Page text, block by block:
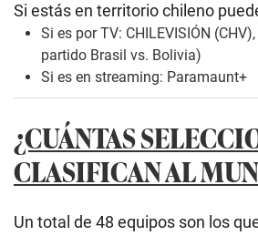
Si estás en territorio chileno
Si es por TV: CHILEVISIÓN
partido Brasil vs. Bolivia)
Si es en streaming: Paramaunt+
¿CUÁNTAS
CLASIFICAN AL
Un total de 48 equipos son los